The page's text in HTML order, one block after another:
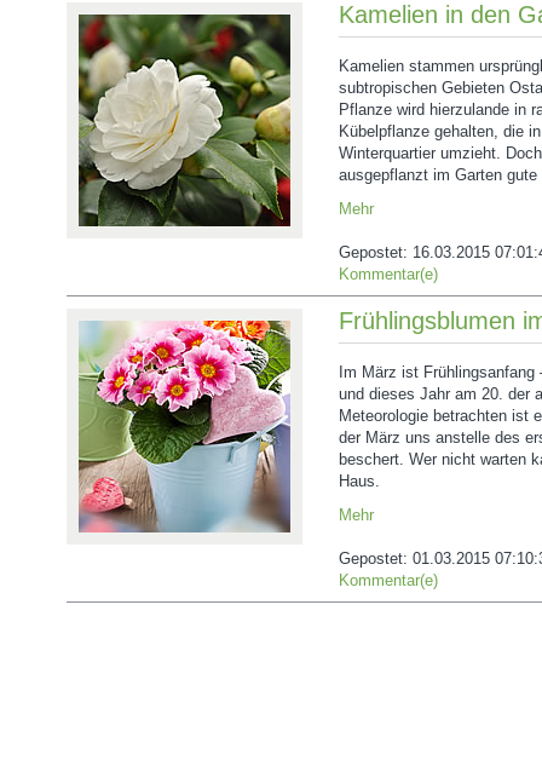
Kamelien in den
Kamelien stammen
subtropischen Gebieten
Pflanze wird hierzulande in
Kübelpflanze gehalten, die
Winterquartier umzieht.
ausgepflanzt im Garten gute
Mehr
Gepostet: 16.03.2015
Kommentar(e)
Frühlingsblumen
Im März ist
und dieses Jahr am 20. der
Meteorologie betrachten ist
der März uns anstelle des
beschert. Wer nicht warten
Haus.
Mehr
Gepostet: 01.03.2015
Kommentar(e)